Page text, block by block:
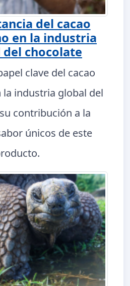
del cacao
en la industria
chocolate
clave del cacao
industria global del
contribución a la
únicos de este